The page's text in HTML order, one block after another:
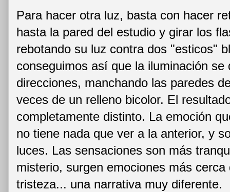
Para hacer otra luz, basta con hacer
hasta la pared del estudio y girar los
rebotando su luz contra dos "esticos"
conseguimos así que la iluminación se
direcciones, manchando las paredes
veces de un relleno bicolor. El
completamente distinto. La emoción
no tiene nada que ver a la anterior, y
luces. Las sensaciones son más
misterio, surgen emociones más
tristeza... una narrativa muy diferente.